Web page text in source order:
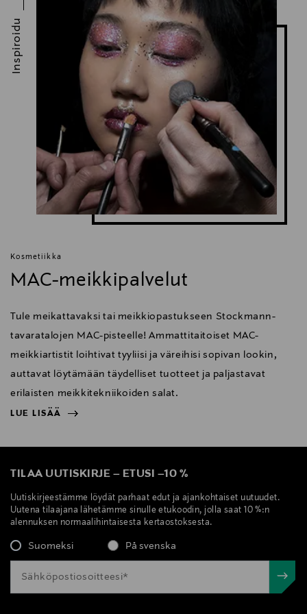
Estee Lauder Finland Oy
Valmistajan osoite
Hämeentie 15, 00500, Helsinki, Finland
Digitaalinen osoite
csfinland@fi.estee.com
Avainsanat
MAC, huulet, huulipuna, matta huulipuna, meikit
Kosmetiikka
MAC-meikkipalvelut
Tule meikattavaksi tai meikkiopastukseen Stockmann-
tavaratalojen MAC-pisteelle! Ammattitaitoiset MAC-
meikkiartistit loihtivat tyyliisi ja väreihisi sopivan lookin,
auttavat löytämään täydelliset tuotteet ja paljastavat
erilaisten meikkitekniikoiden salat.
LUE LISÄÄ
Inspiroidu
TILAA UUTISKIRJE – ETUSI –10 %
Uutiskirjeestämme löydät parhaat edut ja ajankohtaiset uutuudet.
Uutena tilaajana lähetämme sinulle etukoodin, jolla saat 10 %:n
alennuksen normaalihintaisesta kertaostoksesta.
Suomeksi På svenska